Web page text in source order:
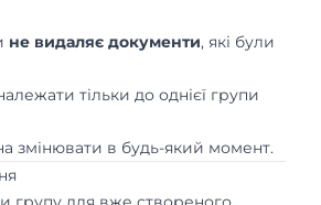
не видаляє документи, які були
тільки до однієї групи
змінювати в будь-який момент.